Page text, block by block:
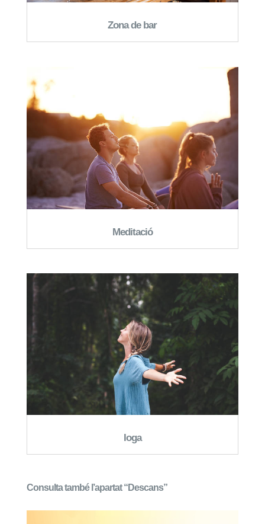
Zona de bar
Meditació
Ioga
Consulta també l’apartat “Descans”